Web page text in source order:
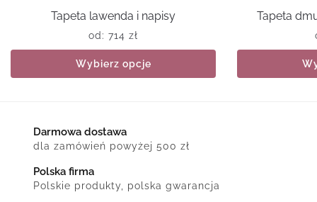
Tapeta lawenda i napisy
od: 714 zł
Wybierz opcje
Tapeta
Darmowa dostawa
dla zamówień powyżej 500 zł
Polska firma
Polskie produkty, polska gwarancja